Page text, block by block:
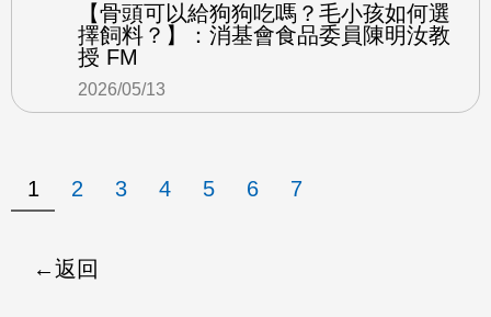
【骨頭可以給狗狗吃嗎？毛小孩如何選
擇飼料？】：消基會食品委員陳明汝教
授 FM
2026/05/13
1 2 3 4 5 6 7
返回